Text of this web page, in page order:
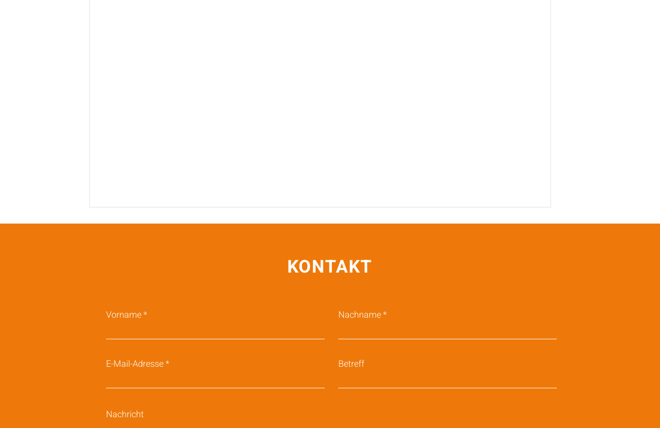
KONTAKT
Vorname Nachname
E-Mail-Adresse Betreff
Nachricht